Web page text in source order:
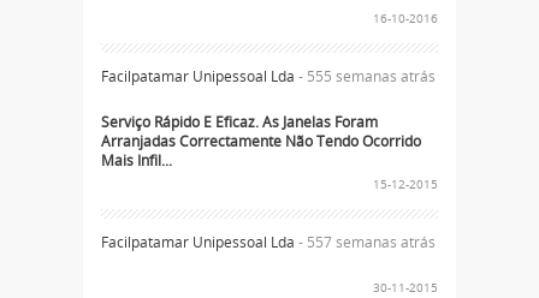
16-10-2016
Facilpatamar Unipessoal Lda - 555 semanas atrás
Serviço Rápido E Eficaz. As Janelas Foram
Arranjadas Correctamente Não Tendo Ocorrido
Mais Infil...
15-12-2015
Facilpatamar Unipessoal Lda - 557 semanas atrás
30-11-2015